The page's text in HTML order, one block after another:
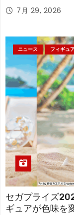
7月 29, 2026
ニュース フィギュ
セガプライズ
ギュアが色味を